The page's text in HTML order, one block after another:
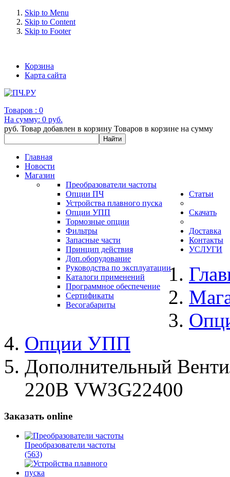
Skip to Menu
Skip to Content
Skip to Footer
Корзина
Карта сайта
Товаров : 0
На сумму: 0 руб.
руб. Товар добавлен в корзину Товаров в корзине на сумму
Главная
Новости
Магазин
Преобразователи частоты
Опции ПЧ
Устройства плавного пуска
Опции УПП
Тормозные опции
Фильтры
Запасные части
Статьи
Принцип действия
Доп.оборудование
Скачать
Руководства по эксплуатации
Каталоги применений
Программное обеспечение
Сертификаты
Весогабариты
Доставка
Контакты
УСЛУГИ
Опции УПП
Дополнительный
220В VW3G22400
Заказать online
Преобразователи частоты
(563)